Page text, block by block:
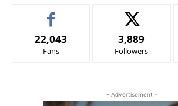
22,043
Fans
3,889
Followers
- Advertisement -